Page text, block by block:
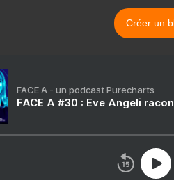
Créer un
FACE A - un podcast Purecharts
FACE A #30 : Eve Angeli